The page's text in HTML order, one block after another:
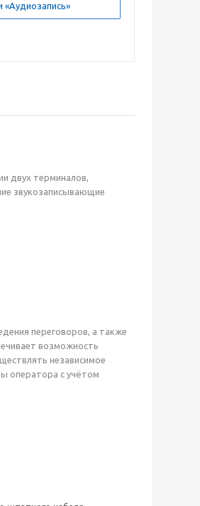
«Аудиозапись»
двух терминалов,
звукозаписывающие
переговоров, а также
возможность
независимое
оператора с учётом